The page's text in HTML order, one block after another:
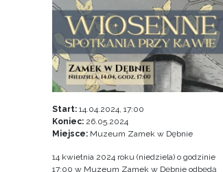
Start: 14.04.2024, 17:00
Koniec: 26.05.2024
Miejsce: Muzeum Zamek w Dębnie
14 kwietnia 2024 roku (niedziela) o godzinie
17:00 w Muzeum Zamek w Dębnie odbędą